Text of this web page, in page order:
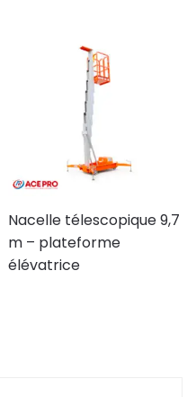
Nacelle télescopique 9,7
m – plateforme
élévatrice